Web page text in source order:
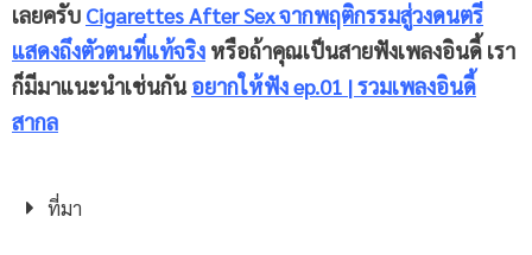
เลยครับ Cigarettes After Sex จากพฤติกรรมสู่วงดนตรี
แสดงถึงตัวตนที่แท้จริง หรือถ้าคุณเป็นสายฟังเพลงอินดี้ เรา
ก็มีมาแนะนำเช่นกันอยากให้ฟังep.01 | รวมเพลงอินดี้
สากล
ที่มา